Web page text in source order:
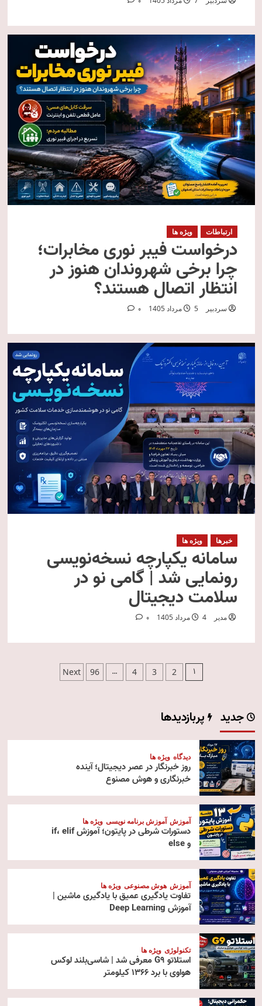
ارتباطات ویژه ها
درخواست فیبر نوری مخابرات؛
چرا برخی شهروندان هنوز در
انتظار اتصال هستند؟
سردبیر 5 مرداد 1405 0
خبرها ویژه ها
سامانه یکپارچه نسخه‌نویسی
رونمایی شد | گامی نو در
سلامت دیجیتال
مدیر 4 مرداد 1405 0
صفحه‌بندی
1
2
3
4
…
96
Next
جدید پربازدیدها
دیدگاه ویژه ها
روز خبرنگار در عصر دیجیتال؛ آینده
خبرنگاری و هوش مصنوع
آموزش آموزش برنامه نویسی ویژه ها
دستورات شرطی در پایتون؛ آموزش if، elif
و else
آموزش هوش مصنوعی ویژه ها
تفاوت یادگیری عمیق با یادگیری ماشین |
آموزش Deep Learning
تکنولوژی ویژه ها
استلاتو G9 معرفی شد | شاسی‌بلند لوکس
هواوی با برد ۱۳۶۶ کیلومتر